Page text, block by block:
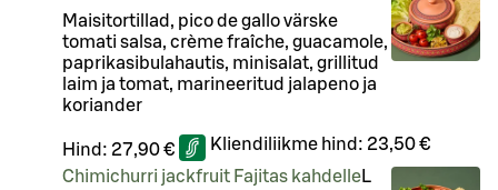
Maisitortillad, pico de gallo värske
tomati salsa, crème fraîche, guacamole,
paprikasibulahautis, minisalat, grillitud
laim ja tomat, marineeritud jalapeno ja
koriander
Hind: 27,90 € Kliendiliikme hind: 23,50 €
Chimichurri jackfruit Fajitas kahdelleL